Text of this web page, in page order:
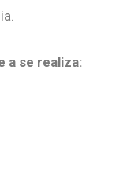
a se realiza: